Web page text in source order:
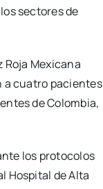
sectores de
Mexicana
a cuatro pacientes
de Colombia,
los protocolos
Hospital de Alta